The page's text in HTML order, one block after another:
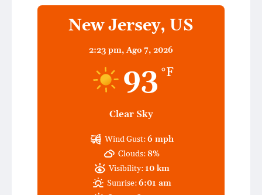
New Jersey, US
2:23 pm, Ago 7, 2026
93 °F
Clear Sky
Wind Gust:6 mph
Clouds:8%
Visibility: 10 km
Sunrise:6:01 am